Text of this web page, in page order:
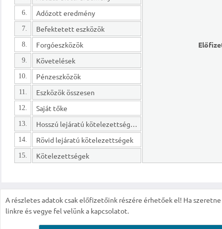
6. Adózott eredmény
7. Befektetett eszközök
8. Forgóeszközök
9. Követelések
10. Pénzeszközök
11. Eszközök összesen
12. Saját tőke
13. Hosszú lejáratú kötelezettségek
14. Rövid lejáratú kötelezettségek
15. Kötelezettségek
A részletes adatok csak előfizetőink részére érhetőek el! Ha
linkre és vegye fel velünk a kapcsolatot.